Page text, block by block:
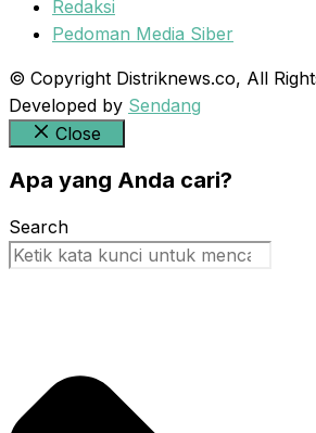
Redaksi
Pedoman Media Siber
© Copyright Distriknews.co, All
Developed by Sendang
Close
Apa yang Anda cari?
Search